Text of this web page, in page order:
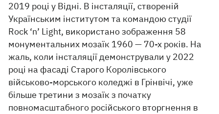
2019 році у Відні. В інсталяції, створеній
Українським інститутом та командою студії
Rock ‘n’ Light, використано зображення 58
монументальних мозаїк 1960 — 70-х років. На
жаль, коли інсталяції демонстрували у 2022
році на фасаді Старого Королівського
військово-морського коледжі в Грінвічі, уже
більше третини з мозаїк з початку
повномасштабного російського вторгнення в